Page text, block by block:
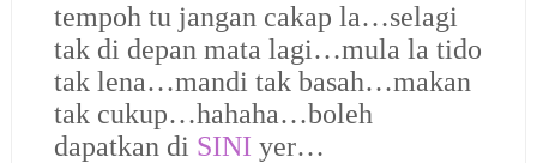
tempoh tu jangan cakap la…selagi
tak di depan mata lagi…mula la tido
tak lena…mandi tak basah…makan
tak cukup…hahaha…boleh
dapatkan di SINI yer…